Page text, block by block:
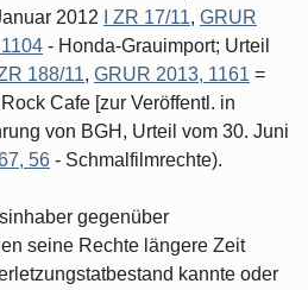
2012
I ZR 17/11, GRUR
- Honda-Grauimport; Urteil
ZR 188/11, GRUR 2013, 1161 =
Cafe [zur Veröffentl. in
von BGH, Urteil vom 30. Juni
56 - Schmalfilmrechte).
gegenüber
seine Rechte längere Zeit
kannte oder